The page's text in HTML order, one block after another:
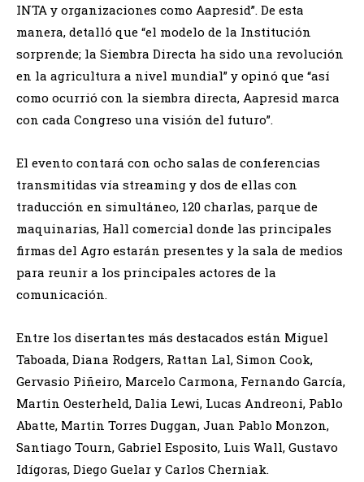
INTA y organizaciones como Aapresid”. De esta
manera, detalló que “el modelo de la Institución
sorprende; la Siembra Directa ha sido una revolución
en la agricultura a nivel mundial” y opinó que “así
como ocurrió con la siembra directa, Aapresid marca
con cada Congreso una visión del futuro”.
El evento contará con ocho salas de conferencias
transmitidas vía streaming y dos de ellas con
traducción en simultáneo, 120 charlas, parque de
maquinarias, Hall comercial donde las principales
firmas del Agro estarán presentes y la sala de medios
para reunir a los principales actores de la
comunicación.
Entre los disertantes más destacados están Miguel
Taboada, Diana Rodgers, Rattan Lal, Simon Cook,
Gervasio Piñeiro, Marcelo Carmona, Fernando García,
Martin Oesterheld, Dalia Lewi, Lucas Andreoni, Pablo
Abatte, Martin Torres Duggan, Juan Pablo Monzon,
Santiago Tourn, Gabriel Esposito, Luis Wall, Gustavo
Idígoras, Diego Guelar y Carlos Cherniak.